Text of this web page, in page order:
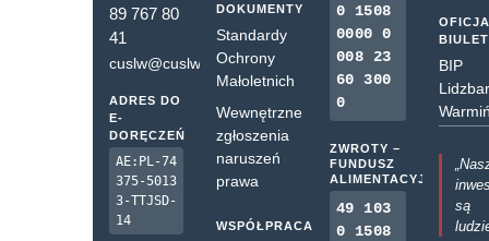
89 767 80
41
cuslw@cuslw.pl
ADRES DO
E-
DORĘCZEŃ
AE:PL-74
375-5013
3-TTJSD-
14
DOKUMENTY
Standardy
Ochrony
Małoletnich
Wewnętrzne
zgłoszenia
naruszeń
prawa
WSPÓŁPRACA
0 1508
0000 0
008 23
60 300
0
ZWROTY –
FUNDUSZ
ALIMENTACYJNY
49 103
0 1508
BIP
są